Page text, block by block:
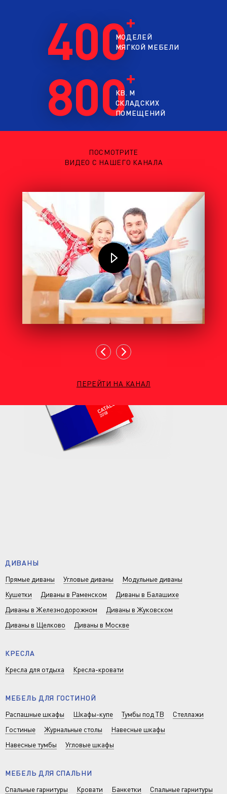
400МОДЕЛЕЙ
МЯГКОЙ МЕБЕЛИ
800
КВ. М
СКЛАДСКИХ
ПОМЕЩЕНИЙ
ПОСМОТРИТЕ
ВИДЕО С НАШЕГО КАНАЛА
ПЕРЕЙТИ НА КАНАЛ
ДИВАНЫ
Прямые диваны
Угловые диваны
Модульные диваны
Кушетки
Диваны в Раменском
Диваны в Балашихе
Диваны в Железнодорожном
Диваны в Жуковском
Диваны в Щелково
Диваны в Москве
КРЕСЛА
Кресла для отдыха
Кресла-кровати
МЕБЕЛЬ ДЛЯ ГОСТИНОЙ
Распашные шкафы
Шкафы-купе Тумбы под ТВ
Стеллажи
Гостиные
Журнальные столы
Навесные шкафы
Навесные тумбы
Угловые шкафы
МЕБЕЛЬ ДЛЯ СПАЛЬНИ
Спальные гарнитуры
Кровати Банкетки
Спальные гарнитуры